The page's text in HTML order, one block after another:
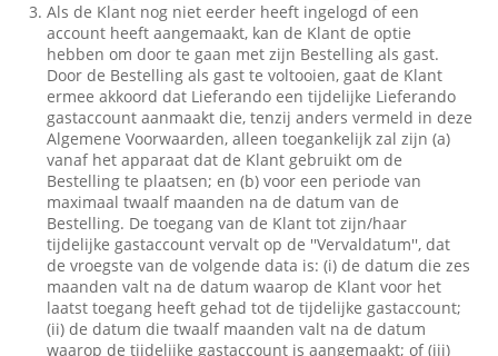
Als de Klant nog niet eerder heeft ingelogd of een
account heeft aangemaakt, kan de Klant de optie
hebben om door te gaan met zijn Bestelling als gast.
Door de Bestelling als gast te voltooien, gaat de Klant
ermee akkoord dat Lieferando een tijdelijke Lieferando
gastaccount aanmaakt die, tenzij anders vermeld in deze
Algemene Voorwaarden, alleen toegankelijk zal zijn (a)
vanaf het apparaat dat de Klant gebruikt om de
Bestelling te plaatsen; en (b) voor een periode van
maximaal twaalf maanden na de datum van de
Bestelling. De toegang van de Klant tot zijn/haar
tijdelijke gastaccount vervalt op de ''Vervaldatum'', dat
de vroegste van de volgende data is: (i) de datum die zes
maanden valt na de datum waarop de Klant voor het
laatst toegang heeft gehad tot de tijdelijke gastaccount;
(ii) de datum die twaalf maanden valt na de datum
waarop de tijdelijke gastaccount is aangemaakt; of (iii)